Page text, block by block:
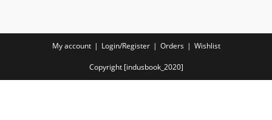
My account Login/Register Orders Wishlist
Copyright [indusbook_2020]